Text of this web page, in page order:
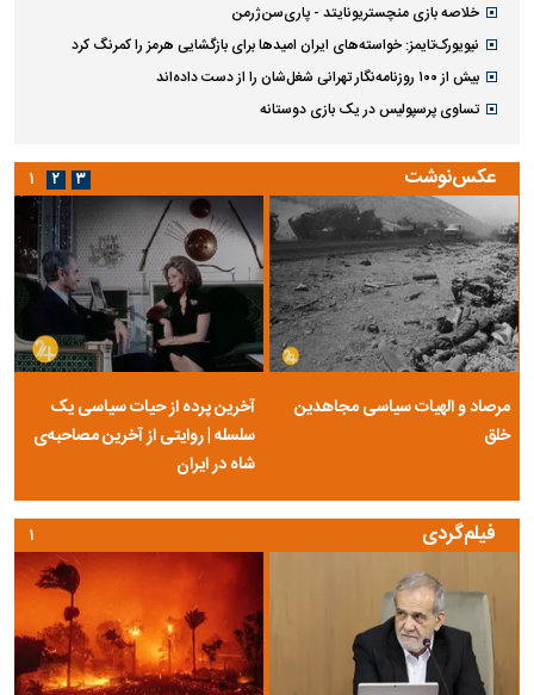
خلاصه بازی منچستریونایتد - پاری‌سن‌ژرمن
نیویورک‌تایمز: خواسته‌های ایران امیدها برای بازگشایی هرمز را کمرنگ کرد
بیش از ۱۰۰ روزنامه‌نگار تهرانی شغل‌شان را از دست داده‌اند
تساوی پرسپولیس در یک بازی دوستانه
عکس‌نوشت
مرصاد و الهیات سیاسی مجاهدین
خلق
آخرین پرده از حیات سیاسی یک
سلسله | روایتی از آخرین مصاحبه‌ی
شاه در ایران
۱ ۲ ۳
فیلم‌گردی ۱